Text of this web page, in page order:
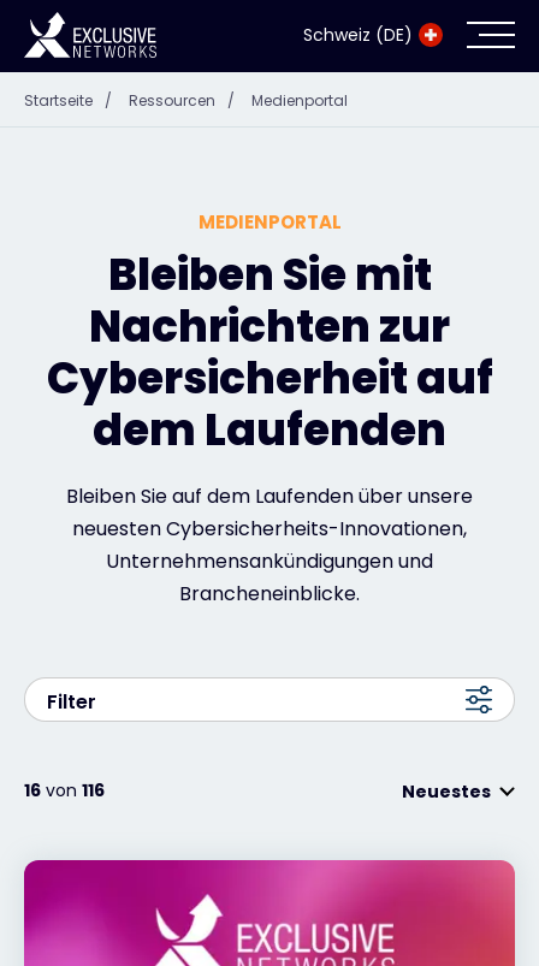
Schweiz (DE)
Ressourcen
Unternehmen
Exclusive Access Anmeldung
Exclusive Access - Erfahren Sie mehr
Kontakt
#weareexclusive
Startseite / Ressourcen / Medienportal
MEDIENPORTAL
Bleiben Sie mit
Nachrichten zur
Cybersicherheit auf
dem Laufenden
Bleiben Sie auf dem Laufenden über unsere
neuesten Cybersicherheits-Innovationen,
Unternehmensankündigungen und
Brancheneinblicke.
Filter
16 von 116 Neuestes